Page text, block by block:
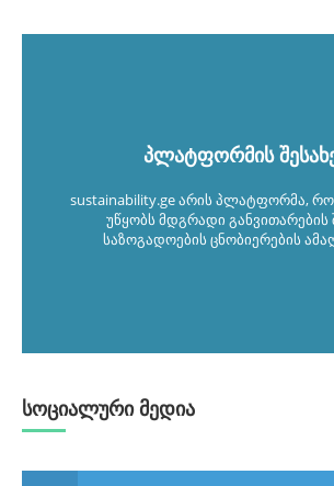
პლატფორმის
sustainability.ge არის პლატფორმა,
უწყობს მდგრადი განვითარების
საზოგადოების ცნობიერების
სოციალური მედია